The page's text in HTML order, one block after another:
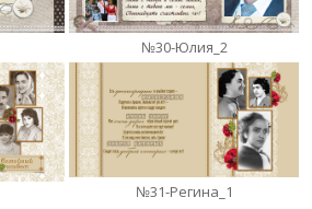
№30-Юлия_2
№31-Регина_1